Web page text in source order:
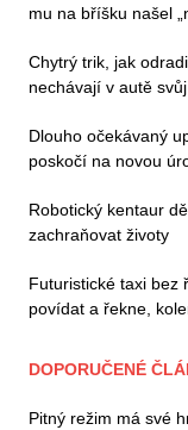
mu na bříšku našel
Chytrý trik, jak
nechávají v autě
Dlouho očekávaný
poskočí na novou
Robotický kentaur
zachraňovat životy
Futuristické taxi bez
povídat a řekne,
DOPORUČENÉ
Pitný režim má své